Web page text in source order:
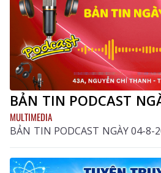
BẢN TIN PODCAST
MULTIMEDIA
BẢN TIN PODCAST NGÀY 04-8-